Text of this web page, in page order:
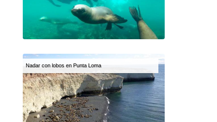
Nadar con lobos en Punta Loma